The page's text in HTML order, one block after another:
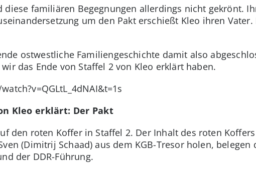
diese familiären Begegnungen allerdings nicht gekrönt.
um den Pakt erschießt Kleo ihren
ostwestliche Familiengeschichte damit also
das Ende von Staffel 2 von Kleo erklärt haben.
Kleo erklärt: Der Pakt
den roten Koffer in Staffel 2. Der Inhalt des roten
(Dimitrij Schaad) aus dem KGB-Tresor holen, belegen
der DDR-Führung.